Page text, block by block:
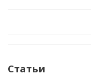
Статьи